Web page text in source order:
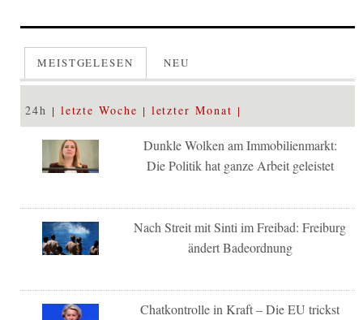
MEISTGELESEN NEU
24h letzte Woche letzter Monat
Dunkle Wolken am Immobilienmarkt:
Die Politik hat ganze Arbeit geleistet
Nach Streit mit Sinti im Freibad: Freiburg
ändert Badeordnung
Chatkontrolle in Kraft – Die EU trickst